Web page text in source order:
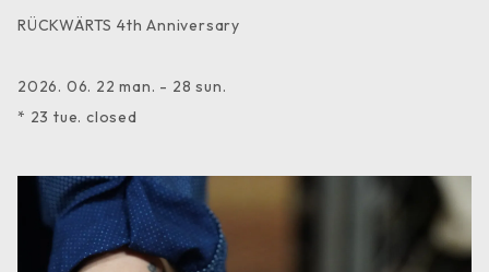
RÜCKWÄRTS 4th Anniversary
2026. 06. 22 man. - 28 sun.
* 23 tue. closed